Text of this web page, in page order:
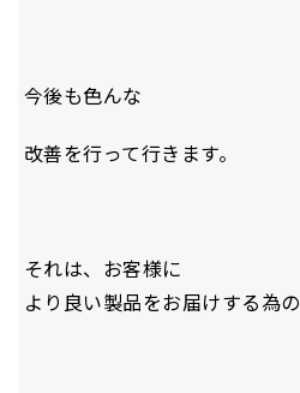
今後も色んな
改善を行って行きます。
それは、お客様に
より良い製品をお届けする為の